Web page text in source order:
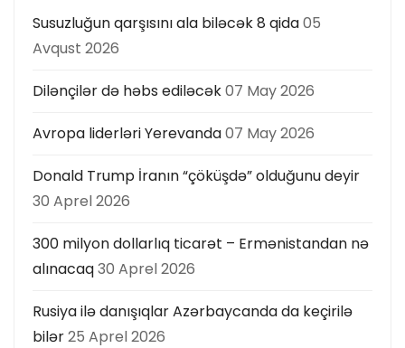
ı
Susuzluğun qarşısını ala biləcək 8 qida05
Avqust 2026
Dilənçilər də həbs ediləcək07 May 2026
Avropa liderləri Yerevanda07 May 2026
Donald Trump İranın “çöküşdə” olduğunu deyir
30 Aprel 2026
300 milyon dollarlıq ticarət – Ermənistandan nə
alınacaq30 Aprel 2026
Rusiya ilə danışıqlar Azərbaycanda da keçirilə
bilər25 Aprel 2026